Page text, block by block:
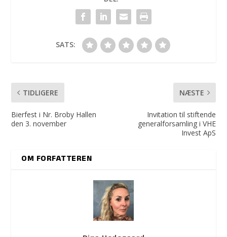
SATS:
TIDLIGERE
Bierfest i Nr. Broby Hallen
den 3. november
NÆSTE
Invitation til stiftende
generalforsamling i VHE
Invest ApS
OM FORFATTEREN